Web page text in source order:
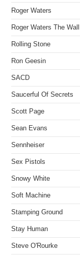
Roger Waters
Roger Waters The Wall
Rolling Stone
Ron Geesin
SACD
Saucerful Of Secrets
Scott Page
Sean Evans
Sennheiser
Sex Pistols
Snowy White
Soft Machine
Stamping Ground
Stay Human
Steve O'Rourke